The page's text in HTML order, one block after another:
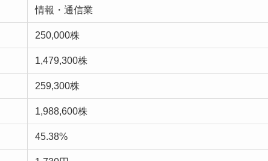
情報・通信業
250,000株
1,479,300株
259,300株
1,988,600株
45.38%